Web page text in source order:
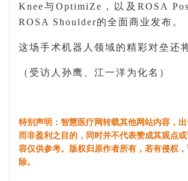
Knee与OptimiZe ，以及 ROSA
ROSA Shoulder的全面商业发布。
这场手术机器人领域的精彩对垒还
（受访人孙鹰、江一洋为化名）
特别声明：智慧医疗网转载其他网站内容，
而非盈利之目的，同时并不代表赞成其观点
容仅供参考。版权归原作者所有，若有侵权
除。